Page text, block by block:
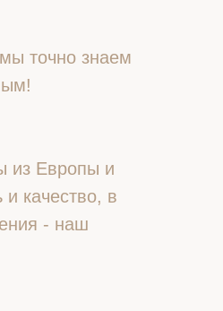
точно знаем
из Европы и
качество, в
- наш